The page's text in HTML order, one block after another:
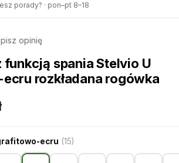
porady? · pon–pt 8–18
opinię
funkcją spania Stelvio U
rozkładana rogówka
ecru (15)